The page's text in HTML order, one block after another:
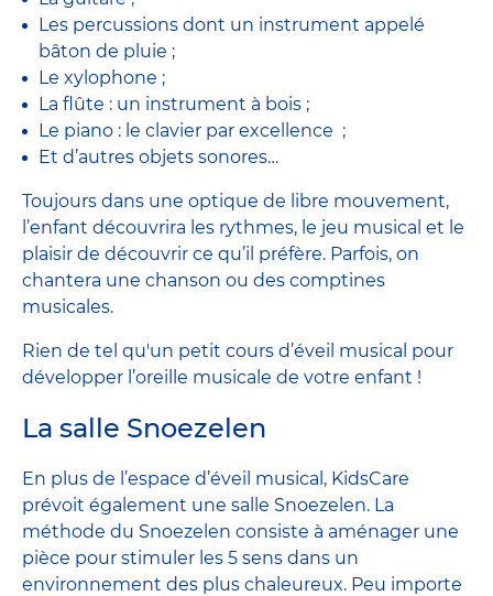
Les percussions dont un instrument appelé
bâton de pluie ;
Le xylophone ;
La flûte : un instrument à bois ;
Le piano : le clavier par excellence ;
Et d’autres objets sonores…
Toujours dans une optique de libre mouvement,
l’enfant découvrira les rythmes, le jeu musical et le
plaisir de découvrir ce qu’il préfère. Parfois, on
chantera une chanson ou des comptines
musicales.
Rien de tel qu'un petit cours d’éveil musical pour
développer l’oreille musicale de votre enfant !
La salle Snoezelen
En plus de l’espace d’éveil musical, KidsCare
prévoit également une salle Snoezelen. La
méthode du Snoezelen consiste à aménager une
pièce pour stimuler les 5 sens dans un
environnement des plus chaleureux. Peu importe